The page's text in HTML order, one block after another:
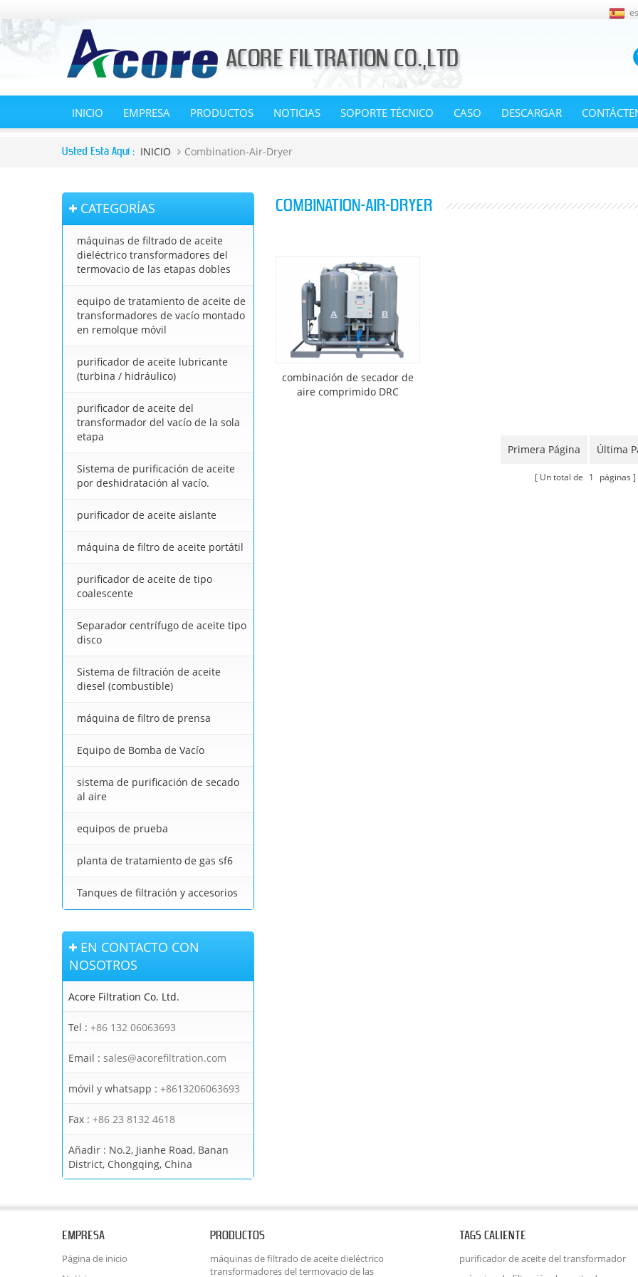
INICIO EMPRESA PRODUCTOS NOTICIAS SOPORTE TÉCNICO CASO DESCARGAR
Usted Está Aquí : INICIO Combination-Air-Dryer
CATEGORÍAS
máquinas de filtrado de aceite
dieléctrico transformadores del
termovacio de las etapas dobles
equipo de tratamiento de aceite de
transformadores de vacío montado
en remolque móvil
purificador de aceite lubricante
(turbina / hidráulico)
purificador de aceite del
transformador del vacío de la sola
etapa
Sistema de purificación de aceite
por deshidratación al vacío.
purificador de aceite aislante
máquina de filtro de aceite portátil
purificador de aceite de tipo
coalescente
Separador centrífugo de aceite tipo
disco
Sistema de filtración de aceite
diesel (combustible)
máquina de filtro de prensa
Equipo de Bomba de Vacío
sistema de purificación de secado
al aire
equipos de prueba
planta de tratamiento de gas sf6
Tanques de filtración y accesorios
EN CONTACTO CON
NOSOTROS
Acore Filtration Co. Ltd.
Tel : +86 132 06063693
Email : sales@acorefiltration.com
móvil y whatsapp : +8613206063693
Fax : +86 23 8132 4618
Añadir : No.2, Jianhe Road, Banan
District, Chongqing, China
COMBINATION-AIR-DRYER
combinación de secador de
aire comprimido DRC
Primera Página Última
Un total de 1 páginas
EMPRESA
Página de inicio
PRODUCTOS
máquinas de filtrado de aceite dieléctrico
transformadores del termovacio de las
TAGS CALIENTE
purificador de aceite del transformador